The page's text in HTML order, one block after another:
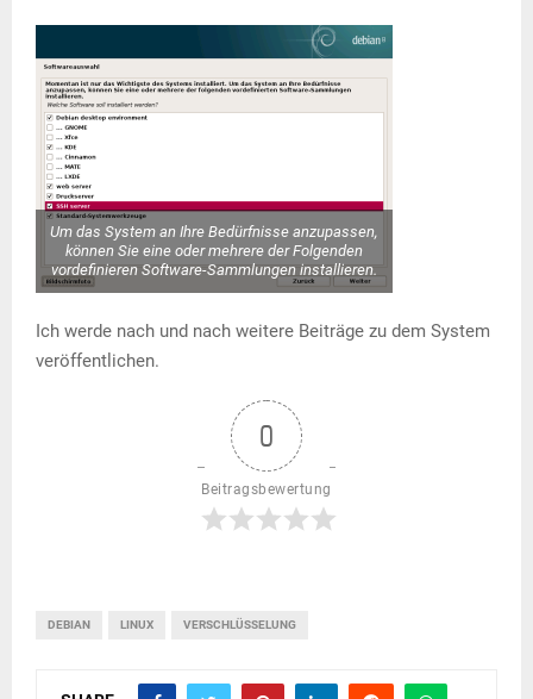
Um das System an Ihre Bedürfnisse anzupassen,
können Sie eine oder mehrere der Folgenden
vordefinieren Software-Sammlungen installieren.
Ich werde nach und nach weitere Beiträge zu dem System
veröffentlichen.
0
Beitragsbewertung
DEBIAN LINUX VERSCHLÜSSELUNG